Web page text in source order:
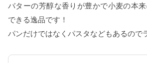
バターの芳醇な香りが豊かで小麦の本
できる逸品です！
パンだけではなくパスタなどもあるの